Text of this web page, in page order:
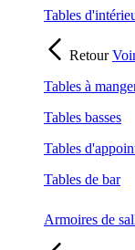
Tables
Retour
Tables à
Tables basses
Tables
Tables de bar
Armoires de